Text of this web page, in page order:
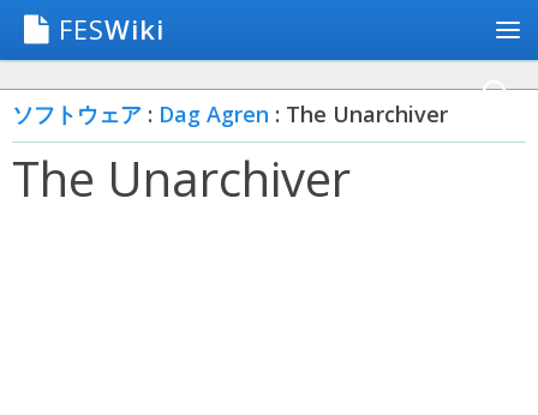
FESWiki
ソフトウェア : Dag Agren : The Unarchiver
The Unarchiver